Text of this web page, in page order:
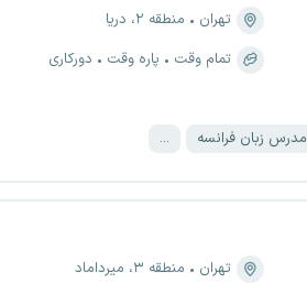
تهران
منطقه ۲، دریا
تمام وقت
پاره وقت دورکاری
مدرس زبان فرانسه ...
تهران
منطقه ۳، میرداماد